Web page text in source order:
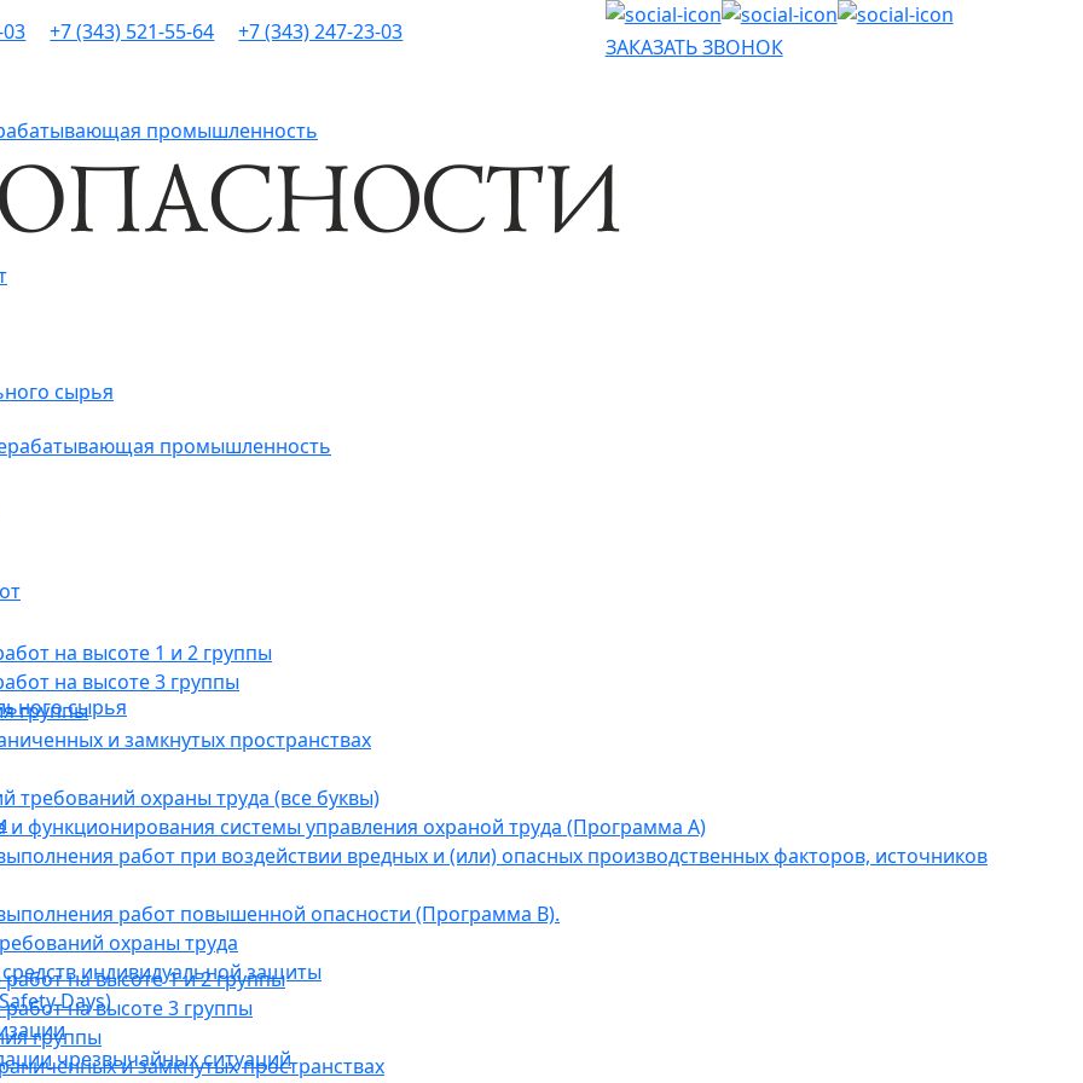
промышленность
сырья
на высоте 1 и 2 группы
на высоте 3 группы
группы
и замкнутых пространствах
требований охраны труда (все буквы)
функционирования системы управления охраной труда (Программа А)
работ при воздействии вредных и (или) опасных производственных факторов, источников
работ повышенной опасности (Программа В).
охраны труда
индивидуальной защиты
Days)
чрезвычайных ситуаций
+7 (343) 521-55-64 +7 (343) 247-23-03
ЗАКАЗАТЬ ЗВОНОК
промышленность
сырья
на высоте 1 и 2 группы
на высоте 3 группы
группы
и замкнутых пространствах